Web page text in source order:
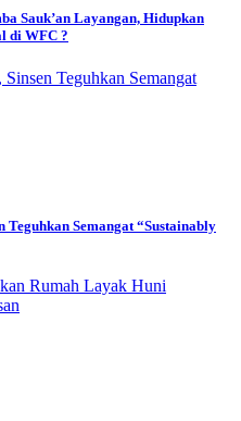
Sauk’an Layangan, Hidupkan
di WFC ?
Teguhkan Semangat “Sustainably